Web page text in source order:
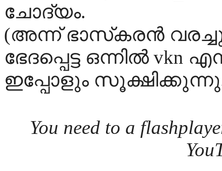
ചോദ്യം.
(അന്ന് ഭാസ്‌കരന്‍ വരച്ചു
ഭേദപ്പെട്ട ഒന്നില്‍ vkn
ഇപ്പോളും
You need to a